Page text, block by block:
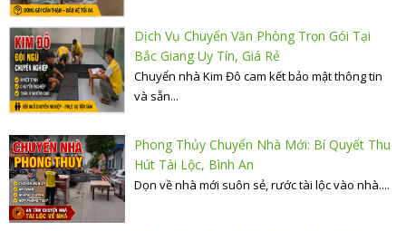
Dịch Vụ Chuyển Văn Phòng Trọn Gói Tại
Bắc Giang Uy Tín, Giá Rẻ
Chuyển nhà Kim Đô cam kết bảo mật thông tin
và sẵn...
Phong Thủy Chuyển Nhà Mới: Bí Quyết Thu
Hút Tài Lộc, Bình An
Dọn về nhà mới suôn sẻ, rước tài lộc vào nhà....